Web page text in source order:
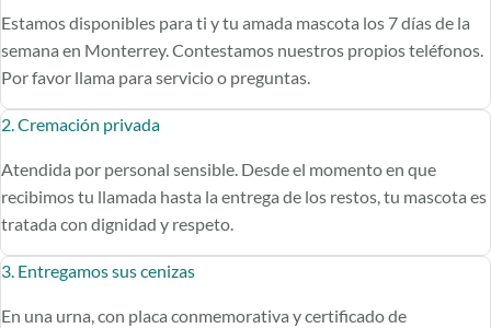
Estamos disponibles para ti y tu amada mascota los 7 días de la
semana en Monterrey. Contestamos nuestros propios teléfonos.
Por favor llama para servicio o preguntas.
2. Cremación privada
Atendida por personal sensible. Desde el momento en que
recibimos tu llamada hasta la entrega de los restos, tu mascota es
tratada con dignidad y respeto.
3. Entregamos sus cenizas
En una urna, con placa conmemorativa y certificado de